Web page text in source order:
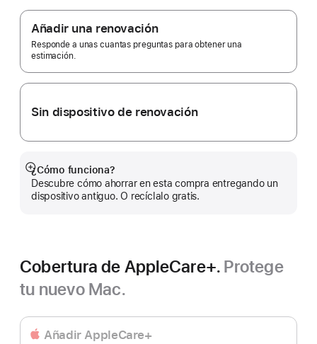
a
de
página
Apple
Trade In.
Añadir una renovación
Responde a unas cuantas preguntas para obtener una
estimación.
Sin dispositivo de renovación
¿Cómo funciona?
Descubre cómo ahorrar en esta compra entregando un
dispositivo antiguo. O recíclalo gratis.
Mostrar
más
Cobertura de AppleCare+. Protege
tu nuevo Mac.
Añadir AppleCare+